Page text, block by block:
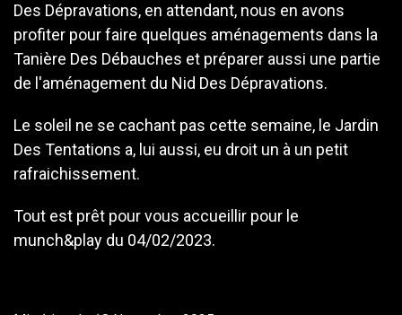
Des Dépravations, en attendant, nous en avons
profiter pour faire quelques aménagements dans la
Tanière Des Débauches et préparer aussi une partie
de l'aménagement du Nid Des Dépravations.
Le soleil ne se cachant pas cette semaine, le Jardin
Des Tentations a, lui aussi, eu droit un à un petit
rafraichissement.
Tout est prêt pour vous accueillir pour le
munch&play du 04/02/2023.